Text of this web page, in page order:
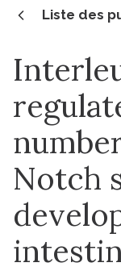
Liste des
Notch